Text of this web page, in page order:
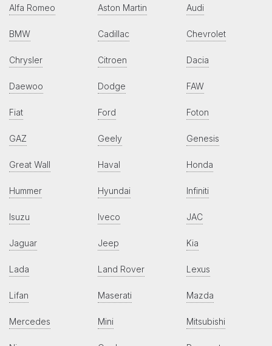
Alfa Romeo Aston Martin Audi
BMW Cadillac Chevrolet
Chrysler Citroen Dacia
Daewoo Dodge FAW
Fiat Ford Foton
GAZ Geely Genesis
Great Wall Haval Honda
Hummer Hyundai Infiniti
Isuzu Iveco JAC
Jaguar Jeep Kia
Lada Land Rover Lexus
Lifan Maserati Mazda
Mercedes Mini Mitsubishi